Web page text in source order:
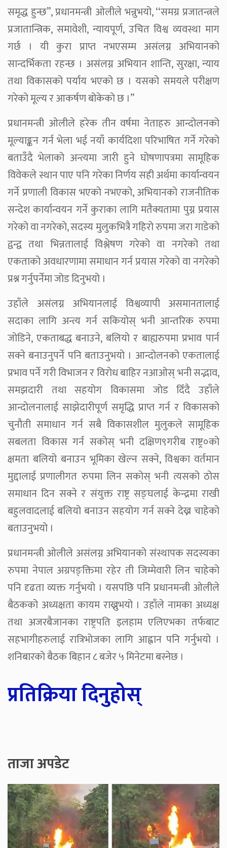
समृद्ध हुन्छ’’, प्रधानमन्त्री ओलीले भन्नुभयो, ‘‘समग्र प्रजातन्त्रले
प्रजातान्त्रिक, समावेशी, न्यायपूर्ण, उचित विश्व व्यवस्था माग
गर्छ । यी कुरा प्राप्त नभएसम्म असंलग्न अभियानको
सान्दर्भिकता रहन्छ । असंलग्न अभियान शान्ति, सुरक्षा, न्याय
तथा विकासको पर्याय भएको छ । यसको समयले परीक्षण
गरेको मूल्य र आकर्षण बोकेको छ ।’’
प्रधानमन्त्री ओलीले हरेक तीन वर्षमा नेताहरु आन्दोलनको
मूल्याङ्कन गर्न भेला भई नयाँ कार्यदिशा परिभाषित गर्ने गरेको
बताउँदै भेलाको अन्त्यमा जारी हुने घोषणापत्रमा सामूहिक
विवेकले स्थान पाए पनि गरेका निर्णय सही अर्थमा कार्यान्वयन
गर्ने प्रणाली विकास भएको नभएको, अभियानको राजनीतिक
सन्देश कार्यान्वयन गर्ने कुराका लागि मतैक्यतामा पुग्न प्रयास
गरेको वा नगरेको, सदस्य मुलुकभित्रै गहिरो रुपमा जरा गाडेको
द्वन्द्व तथा भिन्नतालाई विश्लेषण गरेको वा नगरेको तथा
एकताको अवधारणामा समाधान गर्न प्रयास गरेको वा नगरेको
प्रश्न गर्नुपर्नेमा जोड दिनुभयो ।
उहाँले असंलग्न अभियानलाई विश्वव्यापी असमानतालाई
सदाका लागि अन्त्य गर्न सकियोस् भनी आन्तरिक रुपमा
जोडिने, एकताबद्ध बनाउने, बलियो र बाह्यरुपमा प्रभाव पार्न
सक्ने बनाउनुपर्ने पनि बताउनुभयो । आन्दोलनको एकतालाई
प्रभाव पर्ने गरी विभाजन र विरोध बाहिर नआओस् भनी सद्भाव,
समझदारी तथा सहयोग विकासमा जोड दिँदै उहाँले
आन्दोलनालाई साझेदारीपूर्ण समृद्धि प्राप्त गर्न र विकासको
चुनौती समाधान गर्न सबै विकासशील मुलुकले सामूहिक
सबलता विकास गर्न सकोस् भनी दक्षिण९गरीब राष्ट्र०को
क्षमता बलियो बनाउन भूमिका खेल्न सक्ने, विश्वका वर्तमान
मुद्दालाई प्रणालीगत रुपमा लिन सकोस् भनी त्यसको ठोस
समाधान दिन सक्ने र संयुक्त राष्ट्र सङ्घलाई केन्द्रमा राखी
बहुलवादलाई बलियो बनाउन सहयोग गर्न सक्ने देख्न चाहेको
बताउनुभयो ।
प्रधानमन्त्री ओलीले असंलग्न अभियानको संस्थापक सदस्यका
रुपमा नेपाल अग्रपङ्क्तिमा रहेर ती जिम्मेवारी लिन चाहेको
पनि दृढता व्यक्त गर्नुभयो । यसपछि पनि प्रधानमन्त्री ओलीले
बैठकको अध्यक्षता कायम राख्नुभयो । उहाँले नामका अध्यक्ष
तथा अजरबैजानका राष्ट्रपति इलहाम एलिएभका तर्फबाट
सहभागीहरुलाई रात्रिभोजका लागि आह्वान पनि गर्नुभयो ।
शनिबारको बैठक बिहान ८ बजेर ५ मिनेटमा बस्नेछ ।
प्रतिक्रिया दिनुहोस्
ताजा अपडेट